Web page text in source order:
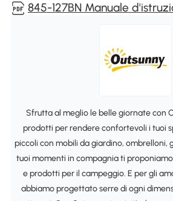
845-127BN Manuale
Sfrutta al meglio le belle giornate con
prodotti per rendere confortevoli i tuoi
piccoli con mobili da giardino, ombrelloni,
tuoi momenti in compagnia ti
e prodotti per il campeggio. E per gli
abbiamo progettato serre di ogni